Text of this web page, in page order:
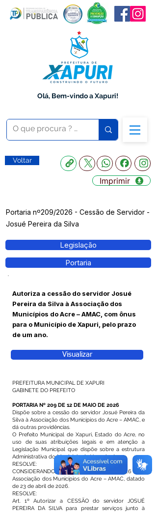
Olá, Bem-vindo a Xapuri!
Voltar
Imprimir
Portaria nº209/2026 - Cessão de Servidor -
Josué Pereira da Silva
Legislação
Portaria
Autoriza a cessão do servidor Josué
Pereira da Silva à Associação dos
Municípios do Acre – AMAC, com ônus
para o Município de Xapuri, pelo prazo
de um ano.
Visualizar
PREFEITURA MUNICIPAL DE XAPURI
GABINETE DO PREFEITO
PORTARIA Nº 209 DE 12 DE MAIO DE 2026
Dispõe sobre a cessão do servidor Josué Pereira da
Silva à Associação dos Municípios do Acre – AMAC, e
dá outras providências.
O Prefeito Municipal de Xapuri, Estado do Acre, no
uso de suas atribuições legais e em atenção a
Legislação Municipal que dispõe sobre a estrutura
Administrativa do Município de Xapuri – Acre.
RESOLVE:
CONSIDERANDO o Ofício nº 062/2026 da
Associação dos Municípios do Acre – AMAC, datado
de 23 de abril de 2026.
RESOLVE:
Art. 1º Autorizar a CESSÃO do servidor JOSUÉ
PEREIRA DA SILVA para prestar serviços junto à